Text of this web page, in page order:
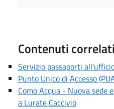
Contenuti correlati
Servizio passaporti
Punto Unico di Accesso
Como Acqua - Nuova
a Lurate Caccivio